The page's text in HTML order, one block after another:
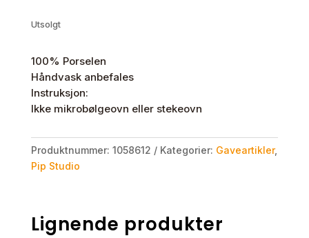
Utsolgt
100% Porselen
Håndvask anbefales
Instruksjon:
Ikke mikrobølgeovn eller stekeovn
Produktnummer: 1058612 Kategorier: Gaveartikler,
Pip Studio
Lignende produkter